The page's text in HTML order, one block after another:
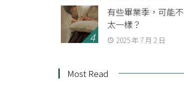
有些畢業季，可能不
太一樣？
2025 年 7 月 2 日
Most Read